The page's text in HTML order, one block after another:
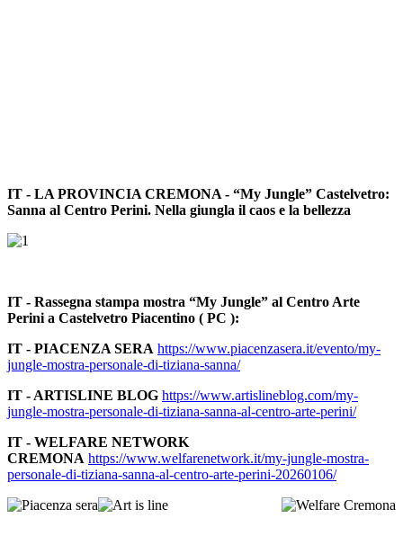
IT - LA PROVINCIA CREMONA - “My Jungle” Castelvetro:
Sanna al Centro Perini. Nella giungla il caos e la bellezza
IT - Rassegna stampa mostra “My Jungle” al Centro Arte
Perini a Castelvetro Piacentino ( PC ):
IT - PIACENZA SERA https://www.piacenzasera.it/evento/my-
jungle-mostra-personale-di-tiziana-sanna/
IT - ARTISLINE BLOG https://www.artislineblog.com/my-
jungle-mostra-personale-di-tiziana-sanna-al-centro-arte-perini/
IT - WELFARE NETWORK
CREMONA https://www.welfarenetwork.it/my-jungle-mostra-
personale-di-tiziana-sanna-al-centro-arte-perini-20260106/